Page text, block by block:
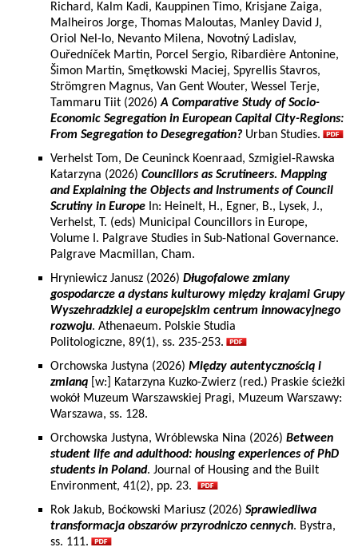
Richard, Kalm Kadi, Kauppinen Timo, Krisjane Zaiga,
Malheiros Jorge, Thomas Maloutas, Manley David J,
Oriol Nel-lo, Nevanto Milena, Novotný Ladislav,
Ouředníček Martin, Porcel Sergio, Ribardière Antonine,
Šimon Martin, Smętkowski Maciej, Spyrellis Stavros,
Strömgren Magnus, Van Gent Wouter, Wessel Terje,
Tammaru Tiit (2026)A Comparative Study of Socio-
Economic Segregation in European Capital City-Regions:
From Segregation to Desegregation? Urban Studies.
Verhelst Tom, De Ceuninck Koenraad, Szmigiel-Rawska
Katarzyna (2026) Councillors as Scrutineers. Mapping
and Explaining the Objects and Instruments of Council
Scrutiny in Europe In: Heinelt, H., Egner, B., Lysek, J.,
Verhelst, T. (eds) Municipal Councillors in Europe,
Volume I. Palgrave Studies in Sub-National Governance.
Palgrave Macmillan, Cham.
Hryniewicz Janusz (2026) Długofalowe zmiany
gospodarcze a dystans kulturowy między krajami Grupy
Wyszehradzkiej a europejskim centrum innowacyjnego
rozwoju. Athenaeum. Polskie Studia
Politologiczne, 89(1), ss. 235-253.
Orchowska Justyna (2026) Między autentycznością i
zmianą [w:] Katarzyna Kuzko-Zwierz (red.) Praskie ścieżki
wokół Muzeum Warszawskiej Pragi, Muzeum Warszawy:
Warszawa, ss. 128.
Orchowska Justyna, Wróblewska Nina (2026) Between
student life and adulthood: housing experiences of PhD
students in Poland. Journal of Housing and the Built
Environment, 41(2), pp. 23.
Rok Jakub, Boćkowski Mariusz (2026) Sprawiedliwa
transformacja obszarów przyrodniczo cennych. Bystra,
ss. 111.